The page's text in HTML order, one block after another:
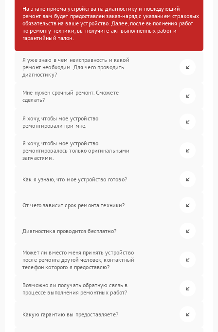
На этапе приема устройства на диагностику и последующий
ремонт вам будет предоставлен заказ-наряд с указанием страховых
обязательств на ваше устройство. Далее, после выполнения работ
по ремонту техники, вы получите акт выполненных работ и
гарантийный талон.
Я уже знаю в чем неисправность и какой
ремонт необходим. Для чего проводить
диагностику?
Мне нужен срочный ремонт. Сможете
сделать?
Я хочу, чтобы мое устройство
ремонтировали при мне.
Я хочу, чтобы мое устройство
ремонтировалось только оригинальными
запчастями.
Как я узнаю, что мое устройство готово?
От чего зависит срок ремонта техники?
Диагностика проводится бесплатно?
Может ли вместо меня принять устройство
после ремонта другой человек, контактный
телефон которого я предоставлю?
Возможно ли получать обратную связь в
процессе выполнения ремонтных работ?
Какую гарантию вы предоставляете?